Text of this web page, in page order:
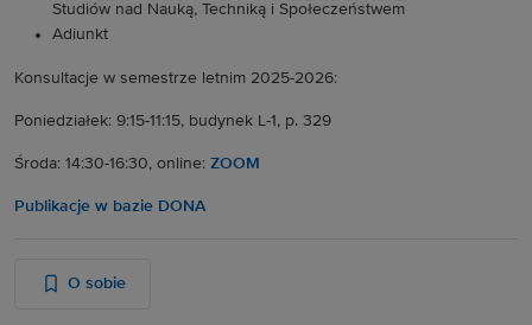
Studiów nad Nauką, Techniką i Społeczeństwem
Adiunkt
Konsultacje w semestrze letnim 2025-2026:
Poniedziałek: 9:15-11:15, budynek L-1, p. 329
Środa: 14:30-16:30, online: ZOOM
Publikacje w bazie DONA
O sobie